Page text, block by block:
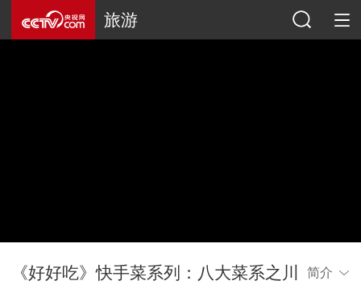
旅游
《好好吃》快手菜系列：八大菜系之川
简介